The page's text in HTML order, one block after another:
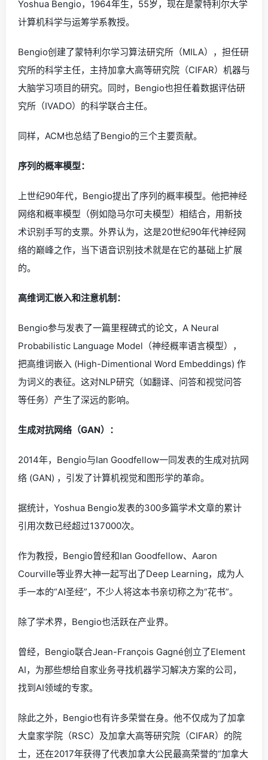
Yoshua Bengio，1964年生，55岁，现在是蒙特利尔大学
计算机科学与运筹学系教授。
Bengio创建了蒙特利尔学习算法研究所（MILA），担任研
究所的科学主任，主持加拿大高等研究院（CIFAR）机器与
大脑学习项目的研究。同时，Bengio也担任着数据评估研
究所（IVADO）的科学联合主任。
同样，ACM也总结了Bengio的三个主要贡献。
序列的概率模型：
上世纪90年代，Bengio提出了序列的概率模型。他把神经
网络和概率模型（例如隐马尔可夫模型）相结合，用新技
术识别手写的支票。外界认为，这是20世纪90年代神经网
络的巅峰之作，当下语音识别技术就是在它的基础上扩展
的。
高维词汇嵌入和注意机制：
Bengio参与发表了一篇里程碑式的论文，A Neural
Probabilistic Language Model（神经概率语言模型），
把高维词嵌入 (High-Dimentional Word Embeddings) 作
为词义的表征。这对NLP研究（如翻译、问答和视觉问答
等任务）产生了深远的影响。
生成对抗网络（GAN）：
2014年，Bengio与Ian Goodfellow一同发表的生成对抗网
络 (GAN) ，引发了计算机视觉和图形学的革命。
据统计，Yoshua Bengio发表的300多篇学术文章的累计
引用次数已经超过137000次。
作为教授，Bengio曾经和Ian Goodfellow、Aaron
Courville等业界大神一起写出了Deep Learning，成为人
手一本的“AI圣经”，不少人将这本书亲切称之为“花书”。
除了学术界，Bengio也活跃在产业界。
曾经，Bengio联合Jean-François Gagné创立了Element
AI，为那些想给自家业务寻找机器学习解决方案的公司，
找到AI领域的专家。
除此之外，Bengio也有许多荣誉在身。他不仅成为了加拿
大皇家学院（RSC）及加拿大高等研究院（CIFAR）的院
士，还在2017年获得了代表加拿大公民最高荣誉的“加拿大